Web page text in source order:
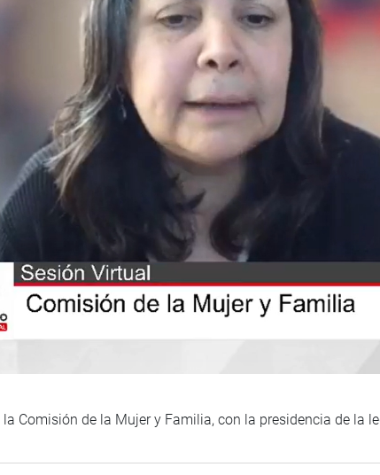
Comisión de la Mujer y Familia, con la presidencia de la